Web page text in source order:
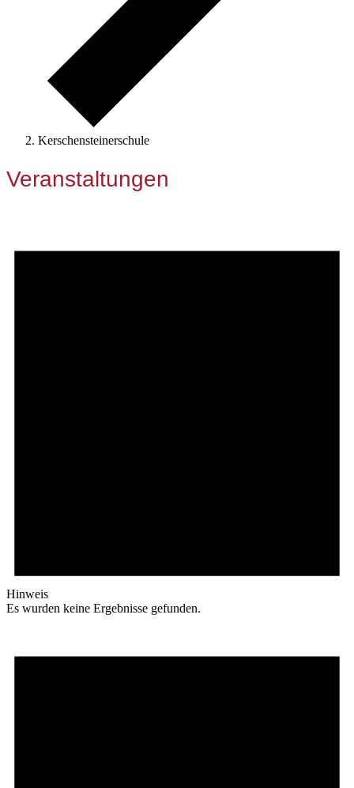
Kerschensteinerschule
Veranstaltungen
Hinweis
Es wurden keine Ergebnisse gefunden.